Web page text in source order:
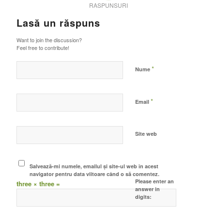
RASPUNSURI
Lasă un răspuns
Want to join the discussion?
Feel free to contribute!
Nume *
Email *
Site web
Salvează-mi numele, emailul și site-ul web în acest
navigator pentru data viitoare când o să comentez.
Please enter an
answer in
digits:
three × three =